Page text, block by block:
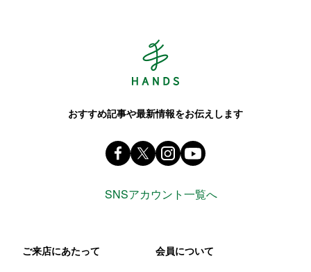
おすすめ記事や最新情報をお伝えします
Facebook ハンズ公式ファンページ
X(旧 twitter) @Hands_official_
instagram
SNSアカウント一覧へ
ご来店にあたって 会員について